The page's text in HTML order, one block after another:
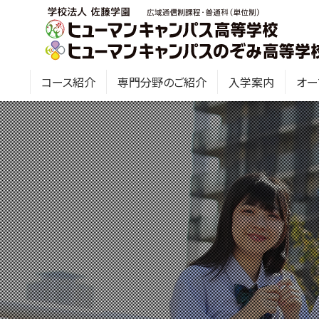
コース紹介 専門分野のご紹介 入学案内 オ